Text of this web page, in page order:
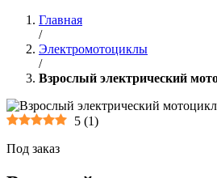
Главная
/
Электромотоциклы
/
Взрослый электрический
5 (1)
Под заказ